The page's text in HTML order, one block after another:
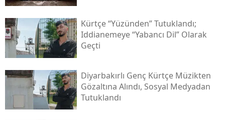
Kürtçe “yüzünden” Tutuklandı;
Iddianemeye “yabancı Dil” Olarak
Geçti
Diyarbakırlı Genç Kürtçe Müzikten
Gözaltına Alındı, Sosyal Medyadan
Tutuklandı